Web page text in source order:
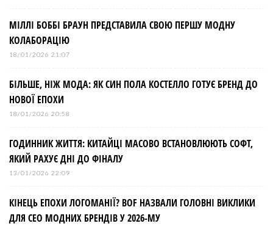
МІЛЛІ БОББІ БРАУН ПРЕДСТАВИЛА СВОЮ ПЕРШУ МОДНУ
КОЛАБОРАЦІЮ
18/01/2026 21:07
БІЛЬШЕ, НІЖ МОДА: ЯК СИН ПОЛА КОСТЕЛЛО ГОТУЄ БРЕНД ДО
НОВОЇ ЕПОХИ
18/01/2026 20:58
ГОДИННИК ЖИТТЯ: КИТАЙЦІ МАСОВО ВСТАНОВЛЮЮТЬ СОФТ,
ЯКИЙ РАХУЄ ДНІ ДО ФІНАЛУ
13/01/2026 22:09
КІНЕЦЬ ЕПОХИ ЛОГОМАНІЇ? BOF НАЗВАЛИ ГОЛОВНІ ВИКЛИКИ
ДЛЯ СЕО МОДНИХ БРЕНДІВ У 2026-МУ